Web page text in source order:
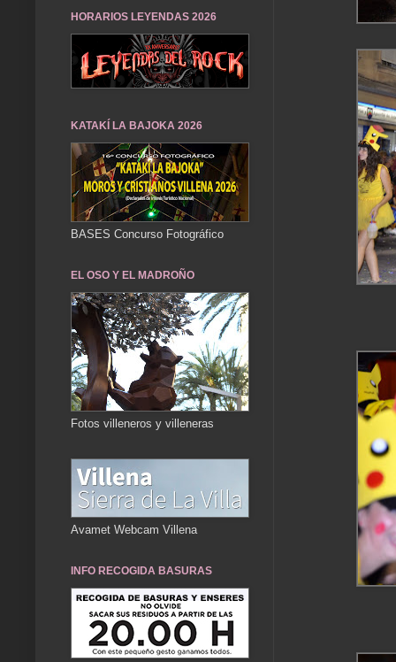
HORARIOS LEYENDAS 2026
KATAKÍ LA BAJOKA 2026
BASES Concurso Fotográfico
EL OSO Y EL MADROÑO
Fotos villeneros y villeneras
Avamet Webcam Villena
INFO RECOGIDA BASURAS